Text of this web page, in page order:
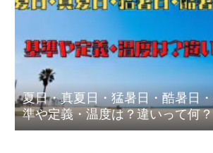
夏日・真夏日・猛暑日・酷暑日
準や定義・温度は？違いって何？